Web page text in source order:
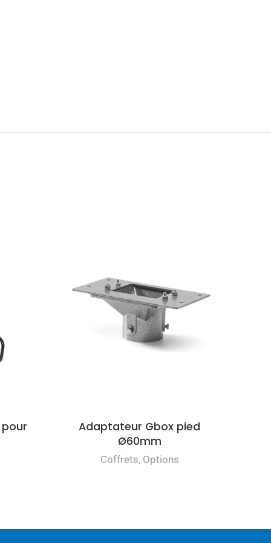
Adaptateur Gbox pied
Ø60mm
Coffrets, Options